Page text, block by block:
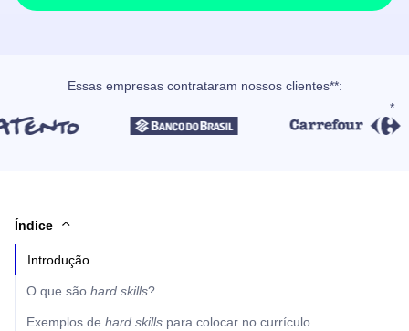
Essas empresas contrataram nossos clientes**:
Índice
Introdução
O que são hard skills?
Exemplos de hard skills para colocar no currículo